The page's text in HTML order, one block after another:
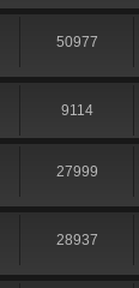
50977
9114
27999
28937